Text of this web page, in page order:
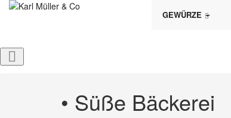
GEWÜRZE

• Süße Bäckerei